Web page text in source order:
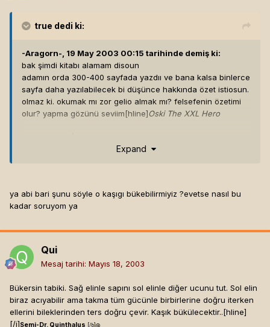
true dedi ki:
-Aragorn-, 19 May 2003 00:15 tarihinde demiş ki:
bak şimdi kitabı alamam disoun
adamın orda 300-400 sayfada yazdıı ve bana kalsa binlerce
sayfa daha yazılabilecek bi düşünce hakkında özet istiosun.
olmaz ki. okumak mı zor gelio almak mı? felsefenin özetimi
olur? yapma gözünü seviim[hline]Oski The XXL Hero
Expand
ya abi bari şunu söyle o kaşıgı bükebilirmiyiz ?evetse nasıl bu
kadar soruyom ya
Qui
Mesaj tarihi: Mayıs 18, 2003
Bükersin tabiki. Sağ elinle sapını sol elinle diğer ucunu tut. Sol elin
biraz acıyabilir ama takma tüm gücünle birbirlerine doğru iterken
ellerini bileklerinden ters doğru çevir. Kaşık bükülecektir..[hline]
[/i]Semi-Dr. Quinthalus [/b] @